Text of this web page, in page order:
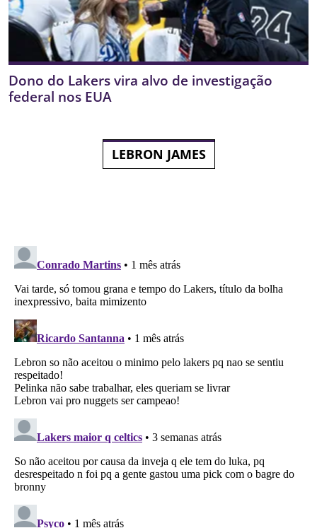
Dono do Lakers vira alvo de investigação
federal nos EUA
LEBRON JAMES